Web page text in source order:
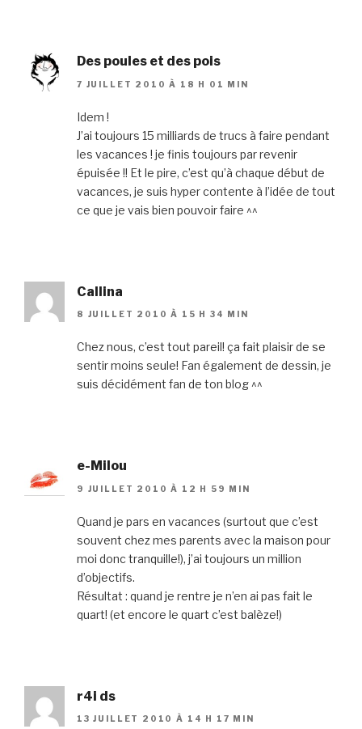
Des poules et des pois
7 JUILLET 2010 À 18 H 01 MIN
Idem !
J’ai toujours 15 milliards de trucs à faire pendant
les vacances ! je finis toujours par revenir
épuisée !! Et le pire, c’est qu’à chaque début de
vacances, je suis hyper contente à l’idée de tout
ce que je vais bien pouvoir faire ^^
Callina
8 JUILLET 2010 À 15 H 34 MIN
Chez nous, c’est tout pareil! ça fait plaisir de se
sentir moins seule! Fan également de dessin, je
suis décidément fan de ton blog ^^
e-Milou
9 JUILLET 2010 À 12 H 59 MIN
Quand je pars en vacances (surtout que c’est
souvent chez mes parents avec la maison pour
moi donc tranquille!), j’ai toujours un million
d’objectifs.
Résultat : quand je rentre je n’en ai pas fait le
quart! (et encore le quart c’est balèze!)
r4i ds
13 JUILLET 2010 À 14 H 17 MIN